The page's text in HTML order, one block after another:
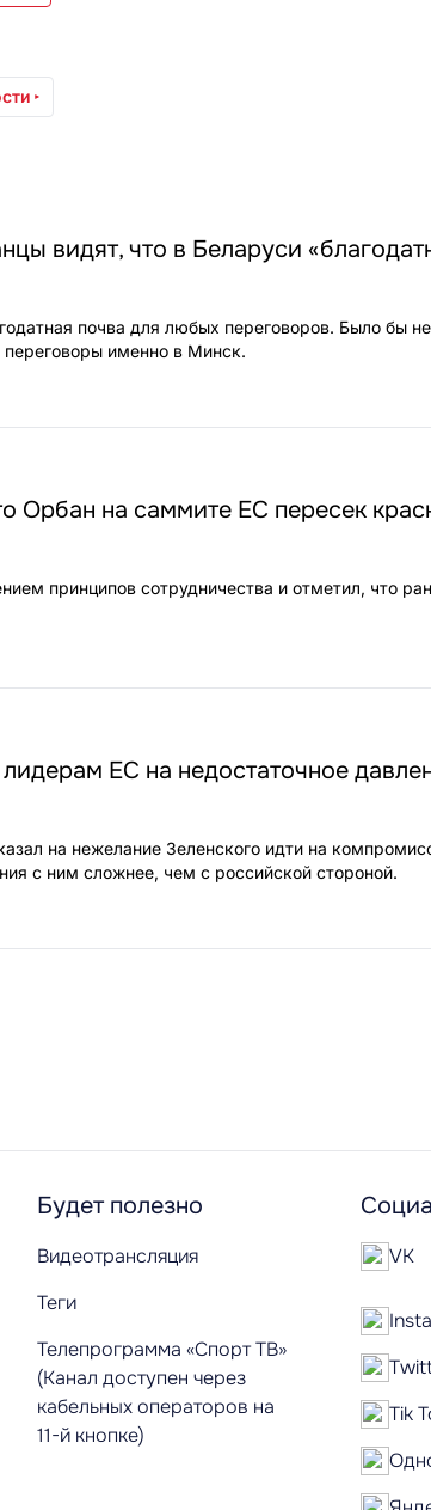
видят, что в Беларуси
почва для любых переговоров. Было бы
переговоры именно в Минск.
Орбан на саммите ЕС пересек
принципов сотрудничества и отметил, что
ЕС на недостаточное
на нежелание Зеленского идти на
с ним сложнее, чем с российской стороной.
Будет полезно
Видеотрансляция
Теги
Телепрограмма «Спорт ТВ»
(Канал доступен через
кабельных операторов на
11-й кнопке)
VK
Tik